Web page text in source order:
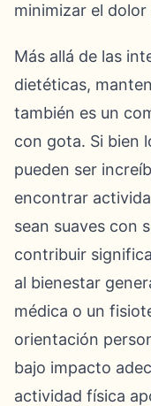
minimizar el
Más allá de las
dietéticas,
también es un
con gota. Si bien
pueden ser
encontrar
sean suaves con
contribuir
al bienestar
médica o un
orientación
bajo impacto
actividad física